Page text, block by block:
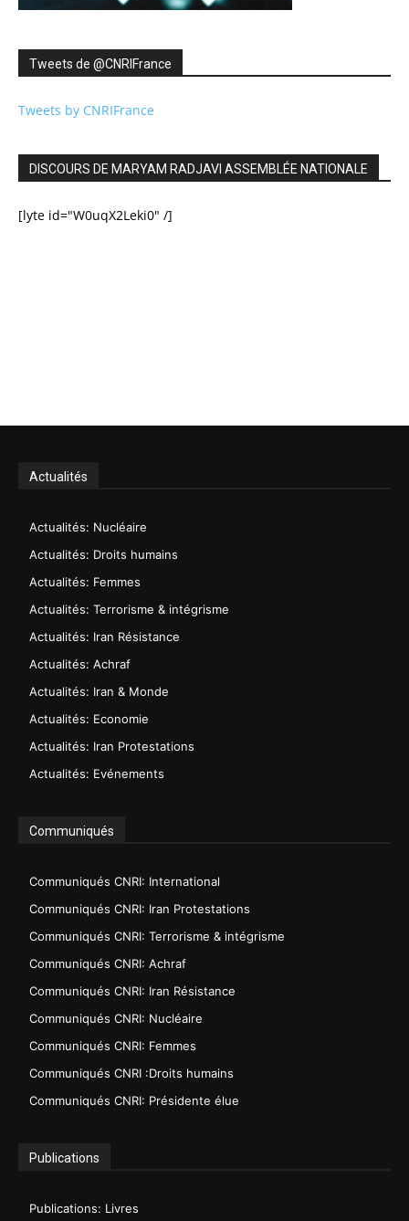
Tweets de ‎@CNRIFrance
Tweets by CNRIFrance
DISCOURS DE MARYAM RADJAVI ASSEMBLÉE NATIONALE
[lyte id="W0uqX2Leki0" /]
Actualités
Actualités: Nucléaire
Actualités: Droits humains
Actualités: Femmes
Actualités: Terrorisme & intégrisme
Actualités: Iran Résistance
Actualités: Achraf
Actualités: Iran & Monde
Actualités: Economie
Actualités: Iran Protestations
Actualités: Evénements
Communiqués
Communiqués CNRI: International
Communiqués CNRI: Iran Protestations
Communiqués CNRI: Terrorisme & intégrisme
Communiqués CNRI: Achraf
Communiqués CNRI: Iran Résistance
Communiqués CNRI: Nucléaire
Communiqués CNRI: Femmes
Communiqués CNRI :Droits humains
Communiqués CNRI: Présidente élue
Publications
Publications: Livres